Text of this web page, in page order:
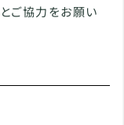
ご協力をお願い